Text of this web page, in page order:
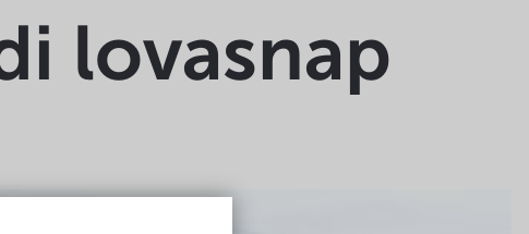
lovasnap